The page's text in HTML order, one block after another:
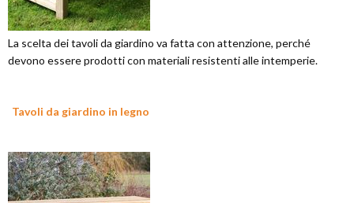
La scelta dei tavoli da giardino va fatta con attenzione, perché
devono essere prodotti con materiali resistenti alle intemperie.
Tavoli da giardino in legno